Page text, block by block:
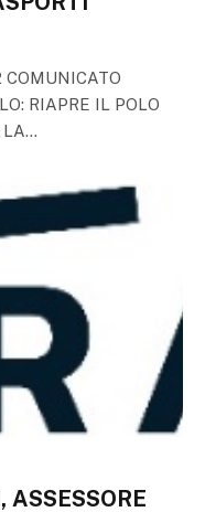
COMUNICATO
RIAPRE IL POLO
LA…
ASSESSORE